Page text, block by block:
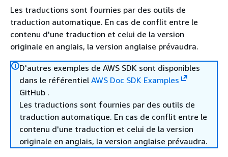
Les traductions sont fournies par des outils de
traduction automatique. En cas de conflit entre le
contenu d'une traduction et celui de la version
originale en anglais, la version anglaise prévaudra.
D'autres exemples de AWS SDK sont disponibles
dans le référentiel AWS Doc SDK Examples
GitHub .
Les traductions sont fournies par des outils de
traduction automatique. En cas de conflit entre le
contenu d'une traduction et celui de la version
originale en anglais, la version anglaise prévaudra.